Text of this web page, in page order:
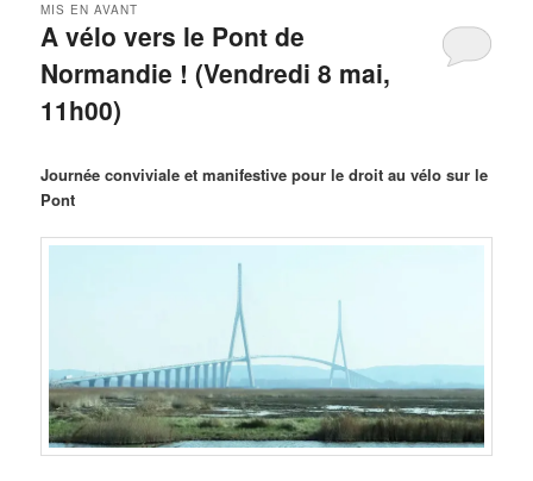
A vélo vers le Pont de
Normandie ! (Vendredi 8 mai,
11h00)
MIS EN AVANT
Journée conviviale et manifestive pour le droit au vélo sur le
Pont